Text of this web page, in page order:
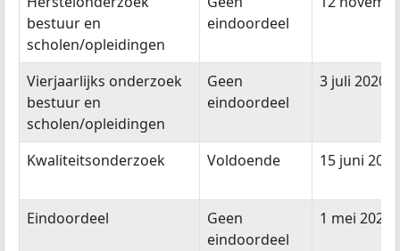
bestuur en
scholen/opleidingen
eindoordeel
Vierjaarlijks onderzoek
bestuur en
scholen/opleidingen
Geen
eindoordeel
3 juli 2020
Kwaliteitsonderzoek Voldoende 15 juni 2015
Eindoordeel
Geen
eindoordeel
1 mei 2026